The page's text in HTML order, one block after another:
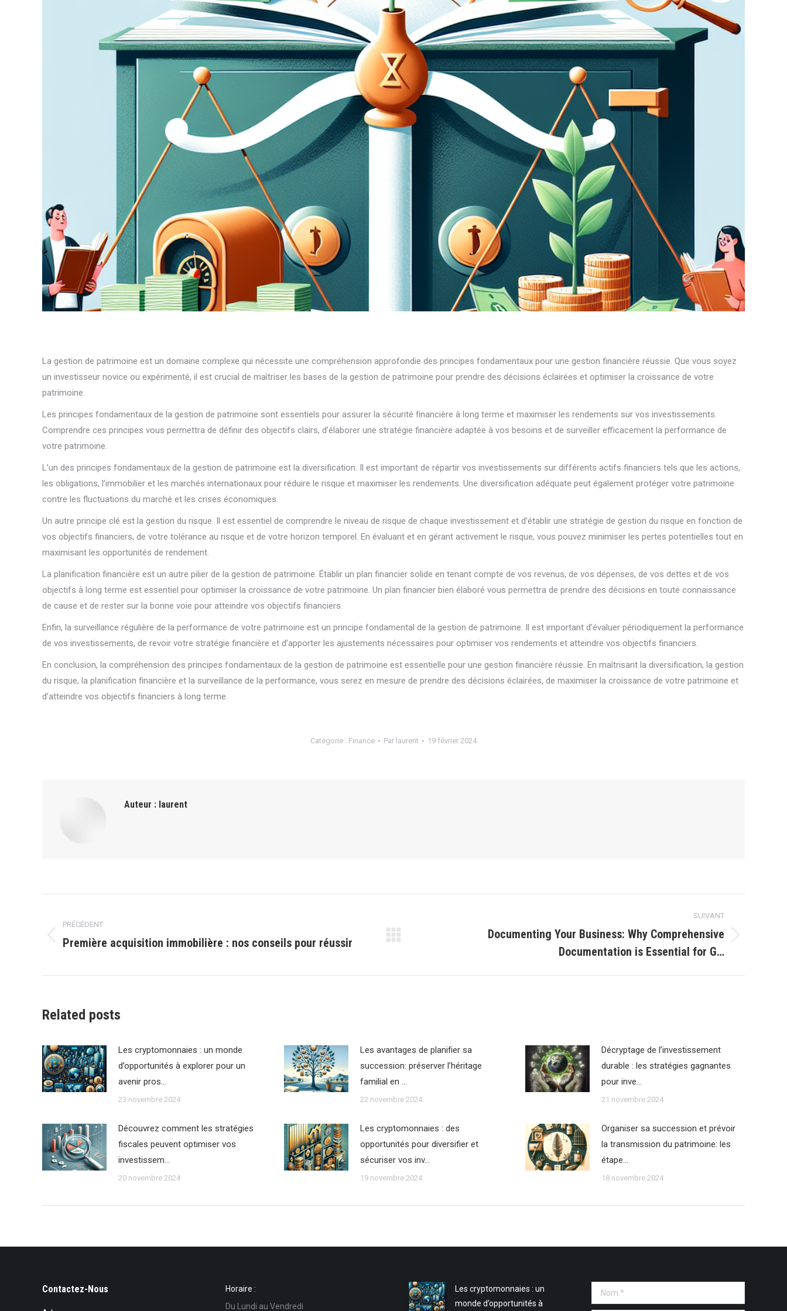
La gestion de patrimoine est un domaine complexe qui nécessite une compréhension approfondie des principes fondamentaux pour une gestion financière réussie. Que vous soyez
un investisseur novice ou expérimenté, il est crucial de maîtriser les bases de la gestion de patrimoine pour prendre des décisions éclairées et optimiser la croissance de votre
patrimoine.
Les principes fondamentaux de la gestion de patrimoine sont essentiels pour assurer la sécurité financière à long terme et maximiser les rendements sur vos investissements.
Comprendre ces principes vous permettra de définir des objectifs clairs, d’élaborer une stratégie financière adaptée à vos besoins et de surveiller efficacement la performance de
votre patrimoine.
L’un des principes fondamentaux de la gestion de patrimoine est la diversification. Il est important de répartir vos investissements sur différents actifs financiers tels que les actions,
les obligations, l’immobilier et les marchés internationaux pour réduire le risque et maximiser les rendements. Une diversification adéquate peut également protéger votre patrimoine
contre les fluctuations du marché et les crises économiques.
Un autre principe clé est la gestion du risque. Il est essentiel de comprendre le niveau de risque de chaque investissement et d’établir une stratégie de gestion du risque en fonction de
vos objectifs financiers, de votre tolérance au risque et de votre horizon temporel. En évaluant et en gérant activement le risque, vous pouvez minimiser les pertes potentielles tout en
maximisant les opportunités de rendement.
La planification financière est un autre pilier de la gestion de patrimoine. Établir un plan financier solide en tenant compte de vos revenus, de vos dépenses, de vos dettes et de vos
objectifs à long terme est essentiel pour optimiser la croissance de votre patrimoine. Un plan financier bien élaboré vous permettra de prendre des décisions en toute connaissance
de cause et de rester sur la bonne voie pour atteindre vos objectifs financiers.
Enfin, la surveillance régulière de la performance de votre patrimoine est un principe fondamental de la gestion de patrimoine. Il est important d’évaluer périodiquement la performance
de vos investissements, de revoir votre stratégie financière et d’apporter les ajustements nécessaires pour optimiser vos rendements et atteindre vos objectifs financiers.
En conclusion, la compréhension des principes fondamentaux de la gestion de patrimoine est essentielle pour une gestion financière réussie. En maîtrisant la diversification, la gestion
du risque, la planification financière et la surveillance de la performance, vous serez en mesure de prendre des décisions éclairées, de maximiser la croissance de votre patrimoine et
d’atteindre vos objectifs financiers à long terme.
Catégorie : Finance Par laurent 19 février 2024
Auteur : laurent
article
PRÉCÉDENT
Article
:
Première acquisition immobilière : nos conseils pour réussir
SUIVANT
:
Documenting Your Business: Why Comprehensive
Documentation is Essential for G…
Related posts
Les cryptomonnaies : un monde
d’opportunités à explorer pour un
avenir pros…
23 novembre 2024
Les avantages de planifier sa
succession: préserver l’héritage
familial en …
22 novembre 2024
Décryptage de l’investissement
durable : les stratégies gagnantes
pour inve…
21 novembre 2024
Découvrez comment les stratégies
fiscales peuvent optimiser vos
investissem…
20 novembre 2024
Les cryptomonnaies : des
opportunités pour diversifier et
sécuriser vos inv…
19 novembre 2024
Organiser sa succession et prévoir
la transmission du patrimoine: les
étape…
18 novembre 2024
Contactez-Nous
Horaire :
Du Lundi au Vendredi
Les cryptomonnaies : un
monde d’opportunités à
Nom *